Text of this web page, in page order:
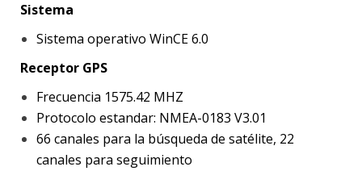
Sistema
Sistema operativo WinCE 6.0
Receptor GPS
Frecuencia 1575.42 MHZ
Protocolo estandar: NMEA-0183 V3.01
66 canales para la búsqueda de satélite, 22
canales para seguimiento